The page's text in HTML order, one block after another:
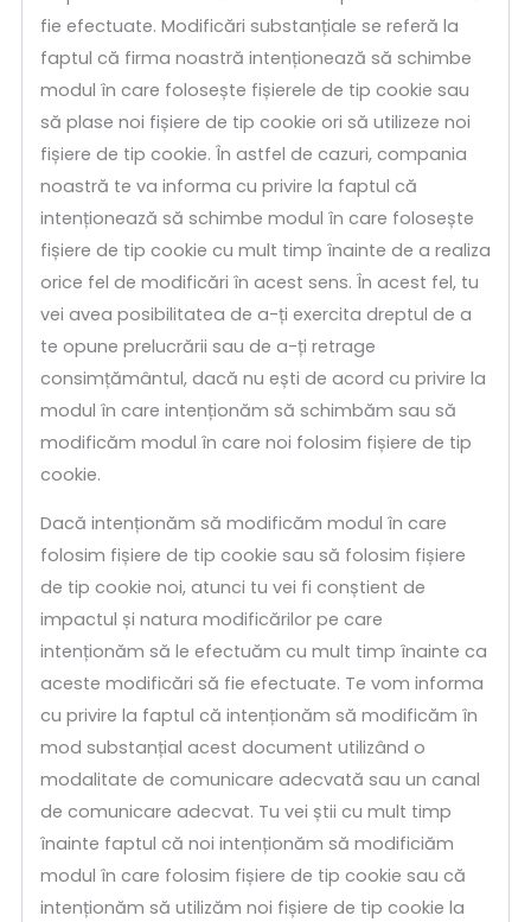
fie efectuate. Modificări substanțiale se referă la
faptul că firma noastră intenționează să schimbe
modul în care folosește fișierele de tip cookie sau
să plase noi fișiere de tip cookie ori să utilizeze noi
fișiere de tip cookie. În astfel de cazuri, compania
noastră te va informa cu privire la faptul că
intenționează să schimbe modul în care folosește
fișiere de tip cookie cu mult timp înainte de a realiza
orice fel de modificări în acest sens. În acest fel, tu
vei avea posibilitatea de a-ți exercita dreptul de a
te opune prelucrării sau de a-ți retrage
consimțământul, dacă nu ești de acord cu privire la
modul în care intenționăm să schimbăm sau să
modificăm modul în care noi folosim fișiere de tip
cookie.
Dacă intenționăm să modificăm modul în care
folosim fișiere de tip cookie sau să folosim fișiere
de tip cookie noi, atunci tu vei fi conștient de
impactul și natura modificărilor pe care
intenționăm să le efectuăm cu mult timp înainte ca
aceste modificări să fie efectuate. Te vom informa
cu privire la faptul că intenționăm să modificăm în
mod substanțial acest document utilizând o
modalitate de comunicare adecvată sau un canal
de comunicare adecvat. Tu vei știi cu mult timp
înainte faptul că noi intenționăm să modificiăm
modul în care folosim fișiere de tip cookie sau că
intenționăm să utilizăm noi fișiere de tip cookie la